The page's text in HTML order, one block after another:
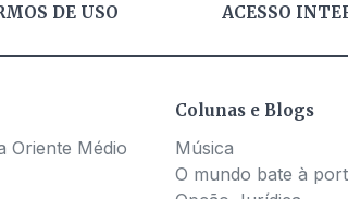
DE USO ACESSO
Oriente Médio
Colunas e Blogs
Música
O mundo bate à